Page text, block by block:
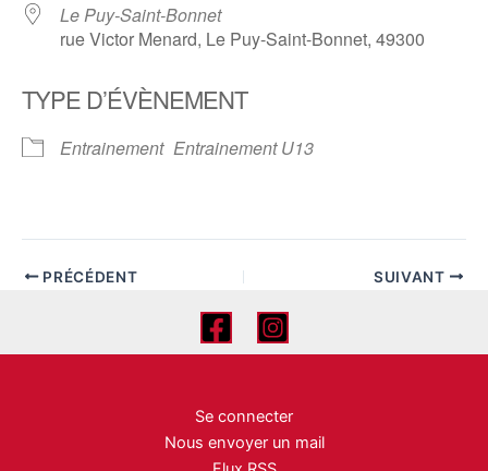
Le Puy-Saint-Bonnet
rue Victor Menard, Le Puy-Saint-Bonnet, 49300
TYPE D’ÉVÈNEMENT
Entrainement Entrainement U13
PRÉCÉDENT SUIVANT
Se connecter
Nous envoyer un mail